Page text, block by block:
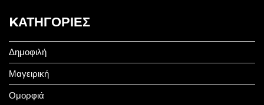
KΑΤΗΓΟΡΊΕΣ
Δημοφιλή
Μαγειρική
Ομορφιά